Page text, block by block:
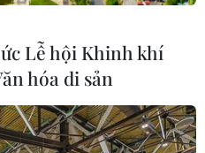
Lễ hội Khinh khí
hóa di sản